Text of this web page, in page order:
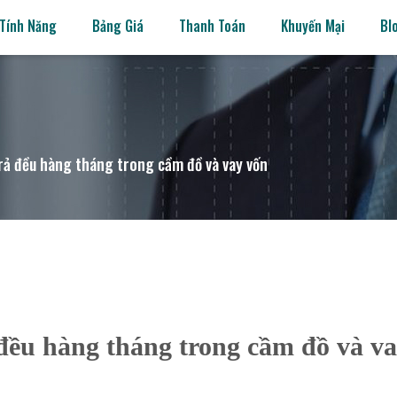
Tính Năng Bảng Giá Thanh Toán Khuyến Mại
đều hàng tháng trong cầm đồ và vay vốn
hàng tháng trong cầm đồ và